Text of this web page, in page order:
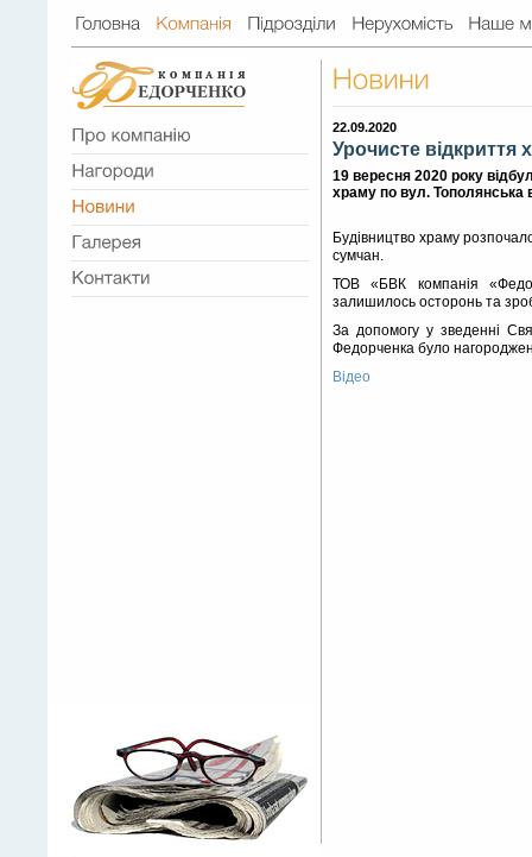
22.09.2020
Урочисте відкриття
19 вересня 2020 року
храму по вул. Тополянська
Будівництво храму
сумчан.
ТОВ «БВК компанія
залишилось осторонь та
За допомогу у зведенні
Федорченка було
Відео